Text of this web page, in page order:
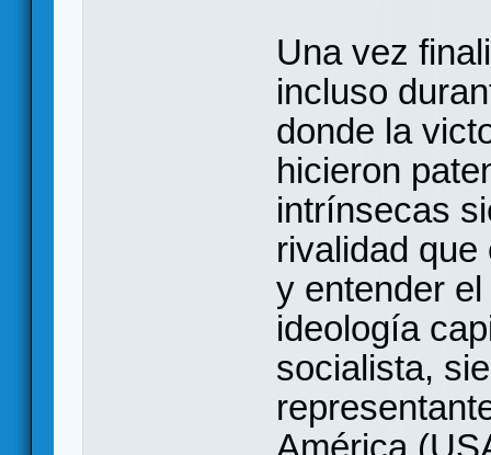
Una vez
incluso
donde la
hicieron
intrínsecas
rivalidad
y entender
ideología
socialista,
América